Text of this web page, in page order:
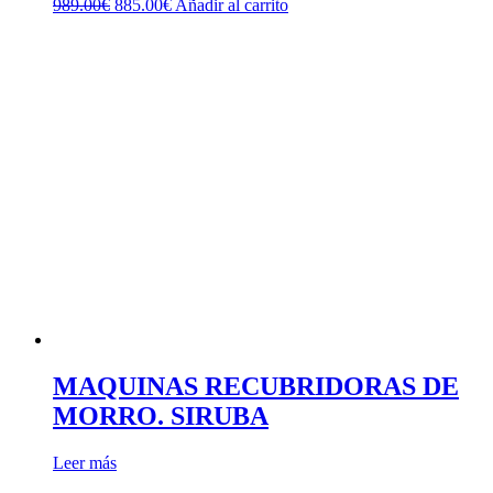
989.00€ El
885.00€ElAñadir al carrito
MAQUINAS RECUBRIDORAS DE
MORRO. SIRUBA
Leer más